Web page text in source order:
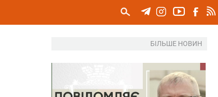
БІЛЬШЕ НОВИН